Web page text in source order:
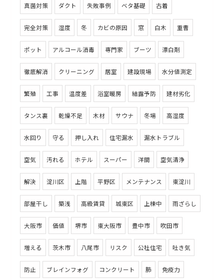
真菌対策 ダクト 失敗事例 ベタ基礎 古着
完全対策 湿度 冬 カビの原因 窓 白木 重曹
ポット アルコール消毒 専門家 ブーツ 漂白剤
徹底解消 クリーニング 居室 建設現場 水分値測定
繁殖 工事 温度差 浴室暖房 結露予防 建材劣化
タンス裏 乾燥不足 木材 サウナ 冬場 高湿度
水回り 守る 押し入れ 住宅漏水 漏水トラブル
空気 汚れる ホテル スーパー 洋間 空気清浄
解決 淀川区 上階 平野区 メンテナンス 東淀川
部屋干し 築浅 高級賃貸 城東区 上棟中 雨ざらし
大阪市 価値 堺市 東大阪市 豊中市 吹田市
増える 茨木市 八尾市 リスク 公社住宅 吐き気
防止 ブレインフォグ コンクリート 肺 免疫力